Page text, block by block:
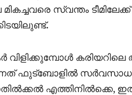
സ്വന്തം
വിളിക്കുമ്പോൾ
ഫുട്ബോളിൽ
എത്തിനിൽക്കെ,